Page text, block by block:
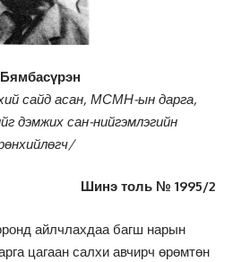
сайд асан, МСМН-ын дарга,
дэмжих сан-нийгэмлэгийн
Шинэ толь № 1995/2
айлчлахдаа багш нарын
цагаан салхи авчирч өрөмтөн